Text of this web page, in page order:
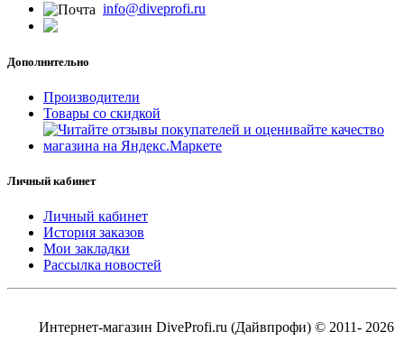
info@diveprofi.ru
Дополнительно
Производители
Товары со скидкой
Личный кабинет
Личный кабинет
История заказов
Мои закладки
Рассылка новостей
Интернет-магазин DiveProfi.ru (Дайвпрофи) © 2011- 2026